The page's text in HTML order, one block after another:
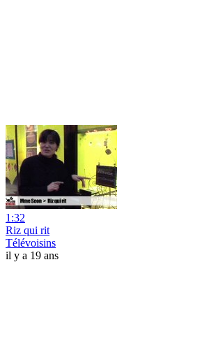
1:32
Riz qui rit
Télévoisins
il y a 19 ans